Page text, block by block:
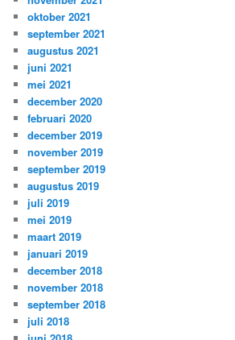
oktober 2021
september 2021
augustus 2021
juni 2021
mei 2021
december 2020
februari 2020
december 2019
november 2019
september 2019
augustus 2019
juli 2019
mei 2019
maart 2019
januari 2019
december 2018
november 2018
september 2018
juli 2018